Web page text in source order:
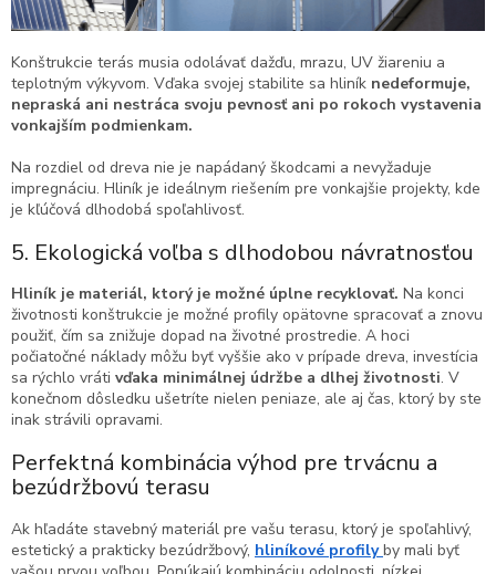
Konštrukcie terás musia odolávať dažďu, mrazu, UV žiareniu a
teplotným výkyvom. Vďaka svojej stabilite sa hliník nedeformuje,
nepraská ani nestráca svoju pevnosť ani po rokoch vystavenia
vonkajším podmienkam.
Na rozdiel od dreva nie je napádaný škodcami a nevyžaduje
impregnáciu. Hliník je ideálnym riešením pre vonkajšie projekty, kde
je kľúčová dlhodobá spoľahlivosť.
5. Ekologická voľba s dlhodobou návratnosťou
Hliník je materiál, ktorý je možné úplne recyklovať. Na konci
životnosti konštrukcie je možné profily opätovne spracovať a znovu
použiť, čím sa znižuje dopad na životné prostredie. A hoci
počiatočné náklady môžu byť vyššie ako v prípade dreva, investícia
sa rýchlo vráti vďaka minimálnej údržbe a dlhej životnosti. V
konečnom dôsledku ušetríte nielen peniaze, ale aj čas, ktorý by ste
inak strávili opravami.
Perfektná kombinácia výhod pre trvácnu a
bezúdržbovú terasu
Ak hľadáte stavebný materiál pre vašu terasu, ktorý je spoľahlivý,
estetický a prakticky bezúdržbový, hliníkové profilyby mali byť